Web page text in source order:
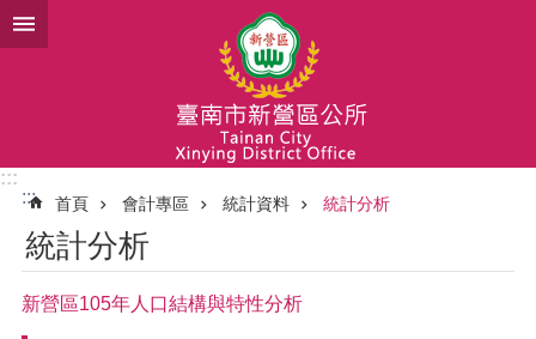
跳到主要內容區塊
:::
:::
首頁 會計專區 統計資料 統計分析
統計分析
新營區105年人口結構與特性分析